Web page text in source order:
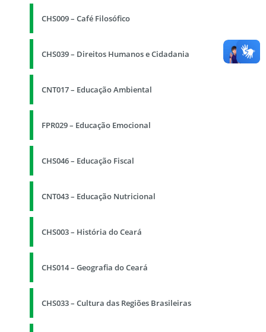
CHS009 – Café Filosófico
CHS039 – Direitos Humanos e Cidadania
CNT017 – Educação Ambiental
FPR029 – Educação Emocional
CHS046 – Educação Fiscal
CNT043 – Educação Nutricional
CHS003 – História do Ceará
CHS014 – Geografia do Ceará
CHS033 – Cultura das Regiões Brasileiras